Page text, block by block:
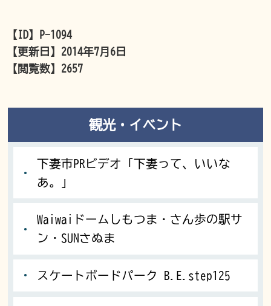
【ID】
P-1094
【更新日】 2014年7月6日
【閲覧数】 2657
観光・イベント
下妻市PRビデオ「下妻って、いいな
あ。」
Waiwaiドームしもつま・さん歩の駅サ
ン・SUNさぬま
スケートボードパーク B.E.step125